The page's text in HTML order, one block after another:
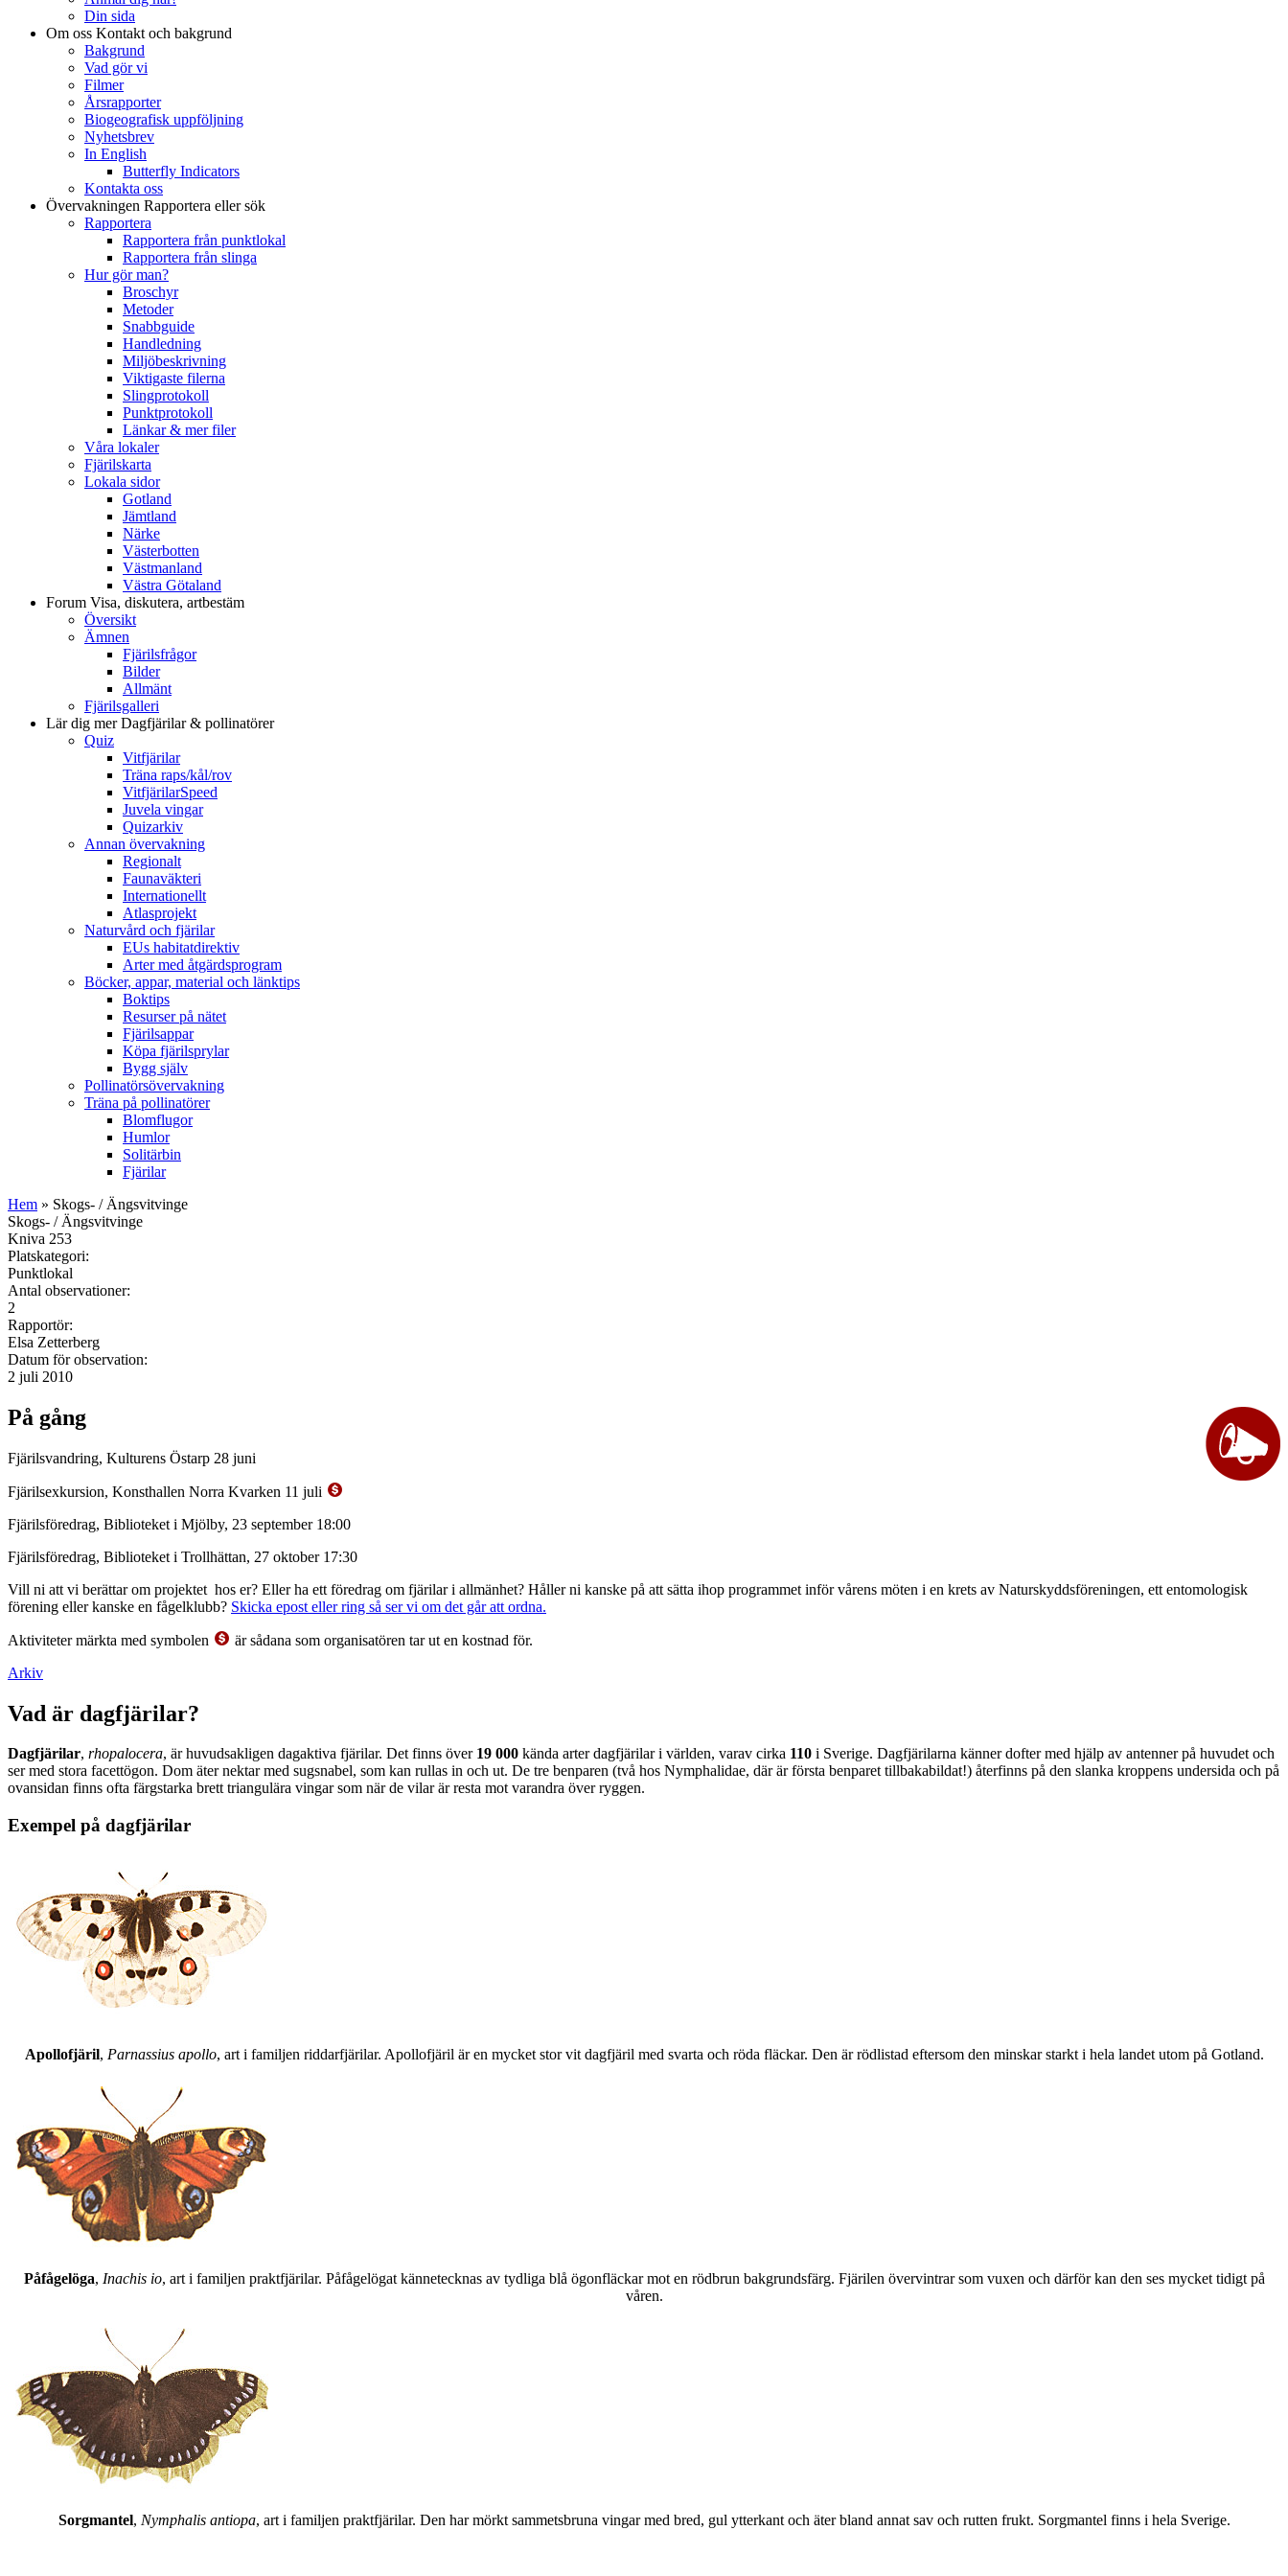
Din sida
Om oss Kontakt och bakgrund
Bakgrund
Vad gör vi
Filmer
Årsrapporter
Biogeografisk uppföljning
Nyhetsbrev
In English
Butterfly Indicators
Kontakta oss
Övervakningen Rapportera eller sök
Rapportera
Rapportera från punktlokal
Rapportera från slinga
Hur gör man?
Broschyr
Metoder
Snabbguide
Handledning
Miljöbeskrivning
Viktigaste filerna
Slingprotokoll
Punktprotokoll
Länkar & mer filer
Våra lokaler
Fjärilskarta
Lokala sidor
Gotland
Jämtland
Närke
Västerbotten
Västmanland
Västra Götaland
Forum Visa, diskutera, artbestäm
Översikt
Ämnen
Fjärilsfrågor
Bilder
Allmänt
Fjärilsgalleri
Lär dig merDagfjärilar & pollinatörer
Quiz
Vitfjärilar
Träna raps/kål/rov
VitfjärilarSpeed
Juvela vingar
Quizarkiv
Annan övervakning
Regionalt
Faunaväkteri
Internationellt
Atlasprojekt
Naturvård och fjärilar
EUs habitatdirektiv
Arter med åtgärdsprogram
Böcker, appar, material och länktips
Boktips
Resurser på nätet
Fjärilsappar
Köpa fjärilsprylar
Bygg själv
Pollinatörsövervakning
Träna på pollinatörer
Blomflugor
Humlor
Solitärbin
Fjärilar
Hem » Skogs- / Ängsvitvinge
Skogs- / Ängsvitvinge
Kniva 253
Platskategori:
Punktlokal
Antal observationer:
2
Rapportör:
Elsa Zetterberg
Datum för observation:
2 juli 2010
På gång
Fjärilsvandring, Kulturens Östarp 28 juni
Fjärilsexkursion, Konsthallen Norra Kvarken 11 juli
Fjärilsföredrag, Biblioteket i Mjölby, 23 september 18:00
Fjärilsföredrag, Biblioteket i Trollhättan, 27 oktober 17:30
Vill ni att vi berättar om projektet hos er? Eller ha ett föredrag om fjärilar i allmänhet? Håller ni kanske på att sätta ihop programmet inför vårens möten i en krets av Naturskyddsföreningen, ett entomologisk
förening eller kanske en fågelklubb? Skicka epost eller ring så ser vi om det går att ordna.
Aktiviteter märkta med symbolen
är sådana som organisatören tar ut en kostnad för.
Arkiv
Vad är dagfjärilar?
Dagfjärilar, rhopalocera, är huvudsakligen dagaktiva fjärilar. Det finns över 19 000 kända arter dagfjärilar i världen, varav cirka 110 i Sverige. Dagfjärilarna känner dofter med hjälp av antenner på huvudet och
ser med stora facettögon. Dom äter nektar med sugsnabel, som kan rullas in och ut. De tre benparen (två hos Nymphalidae, där är första benparet tillbakabildat!) återfinns på den slanka kroppens undersida och på
ovansidan finns ofta färgstarka brett triangulära vingar som när de vilar är resta mot varandra över ryggen.
Exempel på dagfjärilar
Apollofjäril, Parnassius apollo, art i familjen riddarfjärilar. Apollofjäril är en mycket stor vit dagfjäril med svarta och röda fläckar. Den är rödlistad eftersom den minskar starkt i hela landet utom på Gotland.
Påfågelöga, Inachis io, art i familjen praktfjärilar. Påfågelögat kännetecknas av tydliga blå ögonfläckar mot en rödbrun bakgrundsfärg. Fjärilen övervintrar som vuxen och därför kan den ses mycket tidigt på
våren.
Sorgmantel, Nymphalis antiopa, art i familjen praktfjärilar. Den har mörkt sammetsbruna vingar med bred, gul ytterkant och äter bland annat sav och rutten frukt. Sorgmantel finns i hela Sverige.